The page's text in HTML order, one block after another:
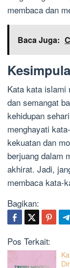
membaca dan
Baca Juga:
Kata kata islami
dan semangat
kehidupan
menghayati
kekuatan dan
berjuang dalam
akhirat. Jadi,
membaca kata-
Bagikan:
Pos Terkait: